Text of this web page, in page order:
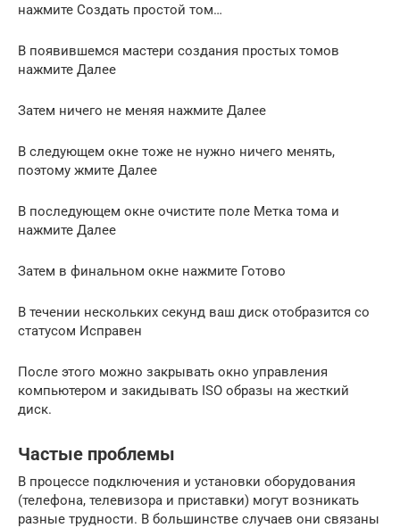
нажмите Создать простой том…
В появившемся мастери создания простых томов
нажмите Далее
Затем ничего не меняя нажмите Далее
В следующем окне тоже не нужно ничего менять,
поэтому жмите Далее
В последующем окне очистите поле Метка тома и
нажмите Далее
Затем в финальном окне нажмите Готово
В течении нескольких секунд ваш диск отобразится со
статусом Исправен
После этого можно закрывать окно управления
компьютером и закидывать ISO образы на жесткий
диск.
Частые проблемы
В процессе подключения и установки оборудования
(телефона, телевизора и приставки) могут возникать
разные трудности. В большинстве случаев они связаны